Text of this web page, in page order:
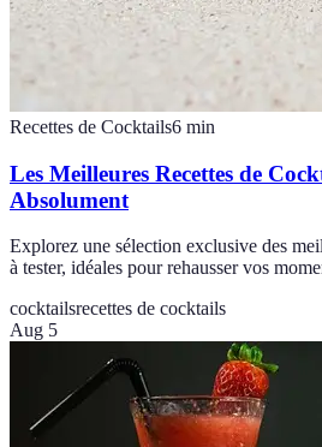
Recettes de Cocktails6 min
Les Meilleures Recettes de
Absolument
Explorez une sélection exclusive des
à tester, idéales pour rehausser vos
cocktailsrecettes de cocktails
Aug 5